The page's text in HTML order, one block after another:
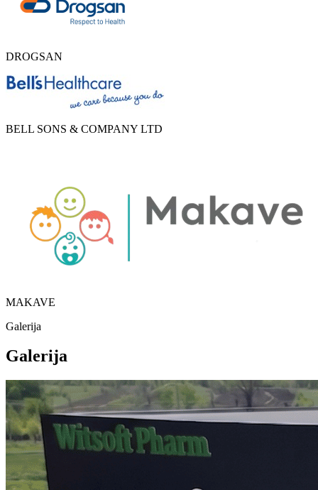
DROGSAN
BELL SONS & COMPANY LTD
MAKAVE
Galerija
Galerija